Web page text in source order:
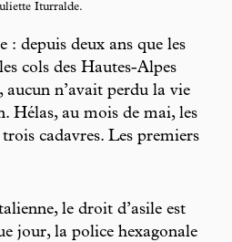
Iturralde.
: depuis deux ans que les
cols des Hautes-Alpes
aucun n’avait perdu la vie
Hélas, au mois de mai, les
cadavres. Les premiers
le droit d’asile est
jour, la police hexagonale